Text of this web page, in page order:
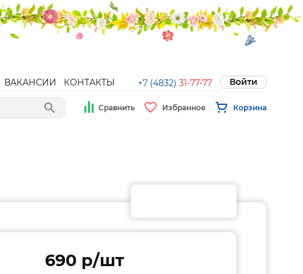
ВАКАНСИИ КОНТАКТЫ +7 (4832) 31-77-77 Войти
Сравнить Избранное Корзина
690 p/шт